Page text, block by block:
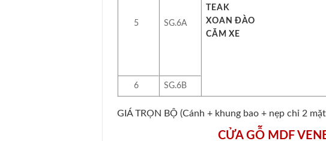
TEAK
XOAN ĐÀO
CĂM XE
5
SG.6A
6 SG.6B
GIÁ TRỌN BỘ (Cánh + khung bao + nẹp chỉ 2
CỬA GỖ MDF